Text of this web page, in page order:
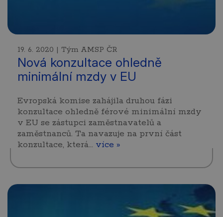
19. 6. 2020 | Tým AMSP ČR
Nová konzultace ohledně
minimální mzdy v EU
Evropská komise zahájila druhou fázi
konzultace ohledně férové minimální mzdy
v EU se zástupci zaměstnavatelů a
zaměstnanců. Ta navazuje na první část
konzultace, která… více »